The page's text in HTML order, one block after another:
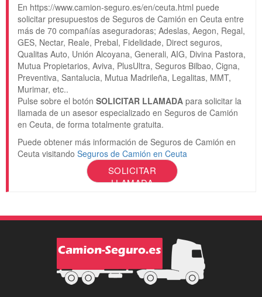
En https://www.camion-seguro.es/en/ceuta.html puede
solicitar presupuestos de Seguros de Camión en Ceuta entre
más de 70 compañías aseguradoras; Adeslas, Aegon, Regal,
GES, Nectar, Reale, Prebal, Fidelidade, Direct seguros,
Qualitas Auto, Unión Alcoyana, Generali, AIG, Divina Pastora,
Mutua Propietarios, Aviva, PlusUltra, Seguros Bilbao, Cigna,
Preventiva, Santalucia, Mutua Madrileña, Legalitas, MMT,
Murimar, etc..
Pulse sobre el botón SOLICITAR LLAMADA para solicitar la
llamada de un asesor especializado en Seguros de Camión
en Ceuta, de forma totalmente gratuita.
Puede obtener más información de Seguros de Camión en
Ceuta visitando Seguros de Camión en Ceuta
SOLICITAR
LLAMADA